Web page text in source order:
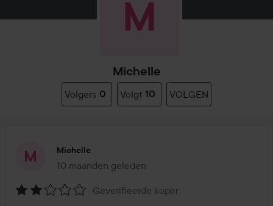
Michelle
Volgers 0 Volgt 10 VOLGEN
Michelle
10 maanden geleden
Het bericht is gemaakt 10 maanden geleden
Geverifieerde koper